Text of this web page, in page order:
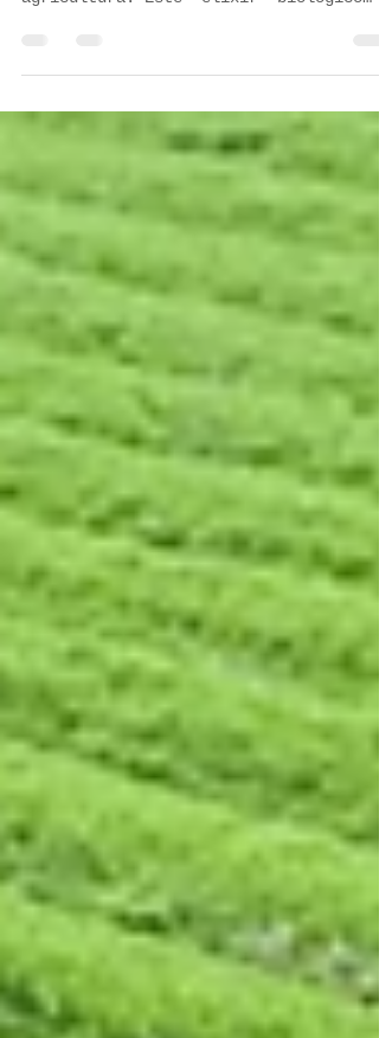
agricultura. Este "elixir" biológico
protegiendo contra enfermedades,
mejorando la retención de agua y
reduciendo el uso de químicos. Explora
su origen, cómo funciona y por qué
solución sustentable tiene un
México.